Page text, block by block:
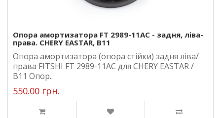
Опора амортизатора FT 2989-11AC - задня, ліва-
права. CHERY EASTAR, B11
Опора амортизатора (опора стійки) задня ліва/
права FITSHI FT 2989-11AC для CHERY EASTAR /
B11 Опор..
550.00 грн.